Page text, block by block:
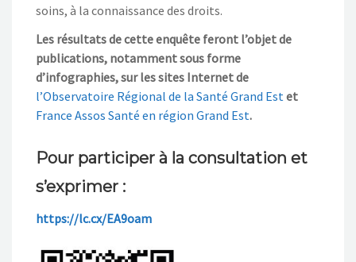
soins, à la connaissance des droits.
Les résultats de cette enquête feront l’objet de
publications, notamment sous forme
d’infographies,sur les sites Internet de
l’Observatoire Régional de la Santé Grand Est et
France Assos Santé en région Grand Est.
Pour participer à la consultation et
s’exprimer :
https://lc.cx/EA9oam